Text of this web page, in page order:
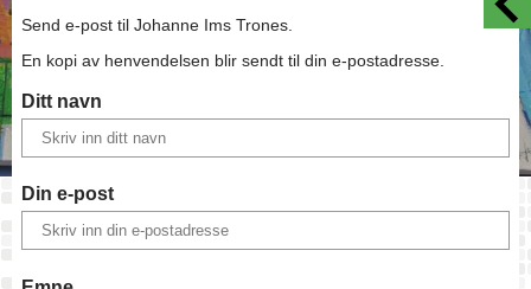
Send e-post til Johanne Ims Trones.
En kopi av henvendelsen blir sendt til din e-postadresse.
Ditt navn
Din e-post